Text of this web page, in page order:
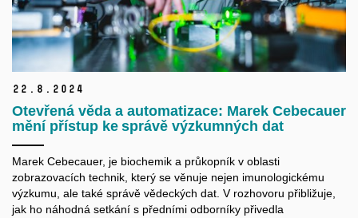
22. 8. 2024
Otevřená věda a automatizace: Marek Cebecauer
mění přístup ke správě výzkumných dat
Marek Cebecauer, je biochemik a průkopník v oblasti
zobrazovacích technik, který se věnuje nejen imunologickému
výzkumu, ale také správě vědeckých dat. V rozhovoru přibližuje,
jak ho náhodná setkání s předními odborníky přivedla